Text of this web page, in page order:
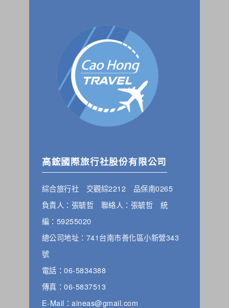
高鋐國際旅行社股份有限公司
綜合旅行社 交觀綜2212 品保南0265
負責人：張毓哲 聯絡人：張毓哲 統
編：59255020
總公司地址：741台南市善化區小新營343
號
電話：06-5834388
傳真：06-5837513
E-Mail：aineas@gmail.com